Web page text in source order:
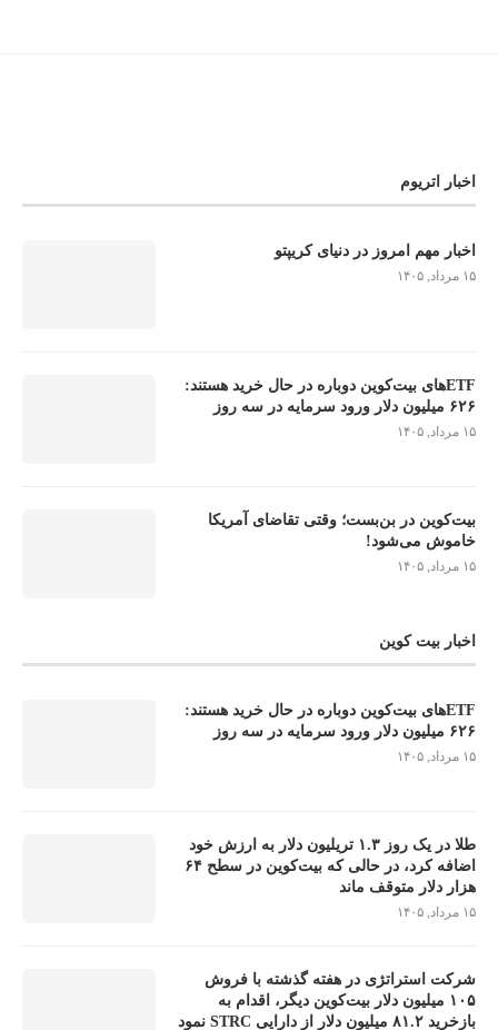
اخبار اتریوم
اخبار مهم امروز در دنیای کریپتو
۱۵ مرداد, ۱۴۰۵
ETFهای بیت‌کوین دوباره در حال خرید هستند:
۶۲۶ میلیون دلار ورود سرمایه در سه روز
۱۵ مرداد, ۱۴۰۵
بیت‌کوین در بن‌بست؛ وقتی تقاضای آمریکا
خاموش می‌شود!
۱۵ مرداد, ۱۴۰۵
اخبار بیت کوین
ETFهای بیت‌کوین دوباره در حال خرید هستند:
۶۲۶ میلیون دلار ورود سرمایه در سه روز
۱۵ مرداد, ۱۴۰۵
طلا در یک روز ۱.۳ تریلیون دلار به ارزش خود
اضافه کرد، در حالی که بیت‌کوین در سطح ۶۴
هزار دلار متوقف ماند
۱۵ مرداد, ۱۴۰۵
شرکت استراتژی در هفته گذشته با فروش
۱۰۵ میلیون دلار بیت‌کوین دیگر، اقدام به
بازخرید ۸۱.۲ میلیون دلار از دارایی STRC نمود